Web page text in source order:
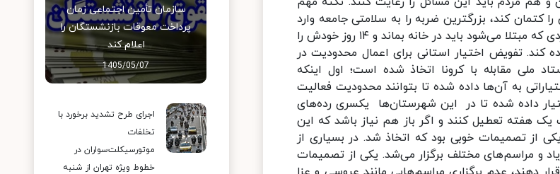
سازمان تأمین اجتماعی زمان
پرداخت معوقات بازنشستگان را
اعلام کند
1405/05/07
اجرای طرح تشدید برخورد با
تخلفات
موتورسیکلت‌سواران در
خطوط ویژه تهران از شنبه